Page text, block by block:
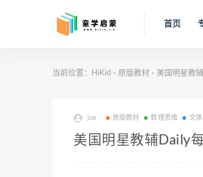
首页
当前位置： HiKid > 原版教材 > 美国明星教
joe 原版教材 数理思维 文
美国明星教辅Daily